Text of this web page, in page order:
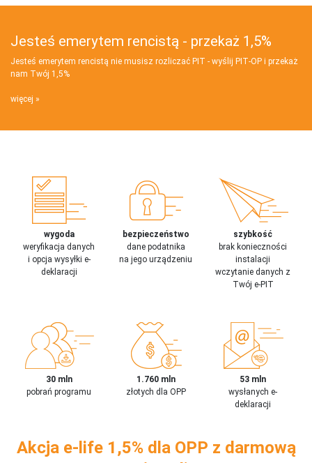
Jesteś emerytem rencistą - przekaż 1,5%
Jesteś emerytem rencistą nie musisz rozliczać PIT - wyślij PIT‑OP i przekaż
nam Twój 1,5%
więcej
wygoda
weryfikacja danych
i opcja wysyłki e-
deklaracji
bezpieczeństwo
dane podatnika
na jego urządzeniu
szybkość
brak konieczności
instalacji
wczytanie danych z
Twój e-PIT
30 mln
pobrań programu
1.760 mln
złotych dla OPP
53 mln
wysłanych e-
deklaracji
Akcja e-life 1,5% dla OPP z darmową